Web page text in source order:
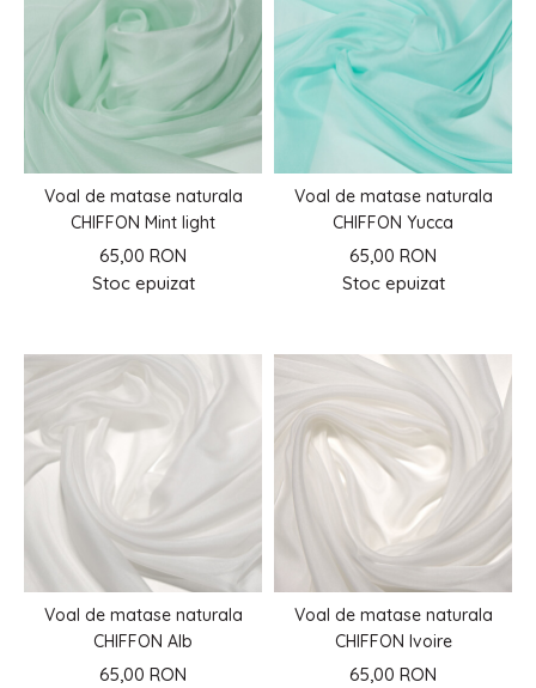
Voal de matase naturala
CHIFFON Mint light
65,00 RON
Stoc epuizat
Voal de matase naturala
CHIFFON Yucca
65,00 RON
Stoc epuizat
Voal de matase naturala
CHIFFON Alb
65,00 RON
Voal de matase naturala
CHIFFON Ivoire
65,00 RON